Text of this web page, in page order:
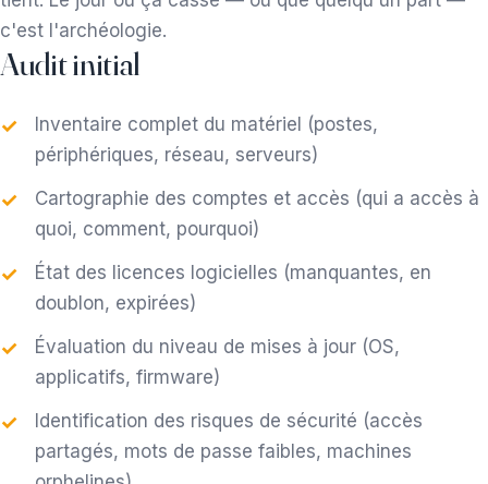
c'est l'archéologie.
Audit initial
Inventaire complet du matériel (postes,
périphériques, réseau, serveurs)
Cartographie des comptes et accès (qui a accès à
quoi, comment, pourquoi)
État des licences logicielles (manquantes, en
doublon, expirées)
Évaluation du niveau de mises à jour (OS,
applicatifs, firmware)
Identification des risques de sécurité (accès
partagés, mots de passe faibles, machines